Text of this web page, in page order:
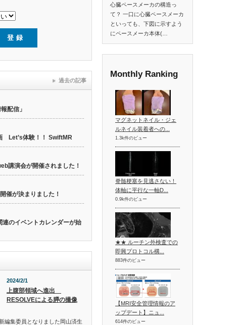
配信」
Let’s体験！！ SwiftMR
講演会が開催されました！
催が決まりました！
のイベントカレンダーが始
過去の記事
2024/2/1
上腹部領域へ進出
RESOLVEによる膵の撮像
編集委員となりました岡山済生
心臓ペースメーカの構造っ
て？ 一口に心臓ペースメーカ
といっても、下図に示すよう
にペースメーカ本体(…
Monthly Ranking
マグネットネイル・ジェ
ルネイル装着者への...
1.3k件のビュー
脊髄梗塞を見逃さない！
体軸に平行な一軸D...
0.9k件のビュー
★★ ルーチン外検査での
即興プロトコル構...
883件のビュー
【MRI安全管理情報のア
ップデート】ニュ...
614件のビュー